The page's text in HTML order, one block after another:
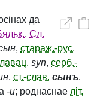
да
, Сл.
, стараж.-рус.
syn, серб.-
, ст.-слав. сынъ.
‑u; роднаснае літ.